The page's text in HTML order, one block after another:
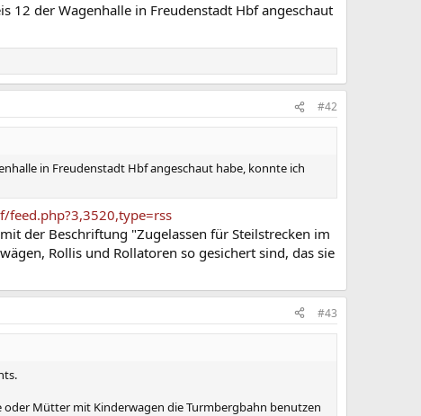
12 der Wagenhalle in Freudenstadt Hbf angeschaut
#42
in Freudenstadt Hbf angeschaut habe, konnte ich
der Beschriftung "Zugelassen für Steilstrecken im
Rollis und Rollatoren so gesichert sind, das sie
#43
oder Mütter mit Kinderwagen die Turmbergbahn benutzen